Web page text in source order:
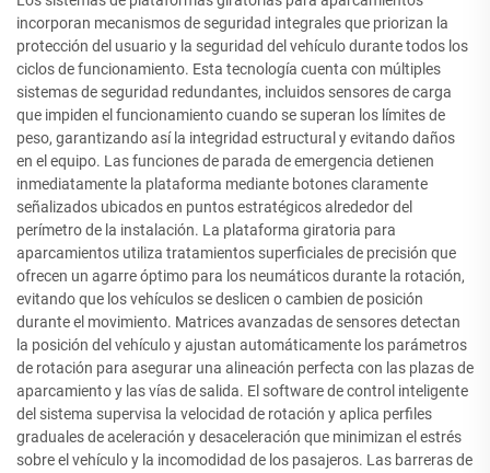
incorporan mecanismos de seguridad integrales que priorizan la
protección del usuario y la seguridad del vehículo durante todos los
ciclos de funcionamiento. Esta tecnología cuenta con múltiples
sistemas de seguridad redundantes, incluidos sensores de carga
que impiden el funcionamiento cuando se superan los límites de
peso, garantizando así la integridad estructural y evitando daños
en el equipo. Las funciones de parada de emergencia detienen
inmediatamente la plataforma mediante botones claramente
señalizados ubicados en puntos estratégicos alrededor del
perímetro de la instalación. La plataforma giratoria para
aparcamientos utiliza tratamientos superficiales de precisión que
ofrecen un agarre óptimo para los neumáticos durante la rotación,
evitando que los vehículos se deslicen o cambien de posición
durante el movimiento. Matrices avanzadas de sensores detectan
la posición del vehículo y ajustan automáticamente los parámetros
de rotación para asegurar una alineación perfecta con las plazas de
aparcamiento y las vías de salida. El software de control inteligente
del sistema supervisa la velocidad de rotación y aplica perfiles
graduales de aceleración y desaceleración que minimizan el estrés
sobre el vehículo y la incomodidad de los pasajeros. Las barreras de